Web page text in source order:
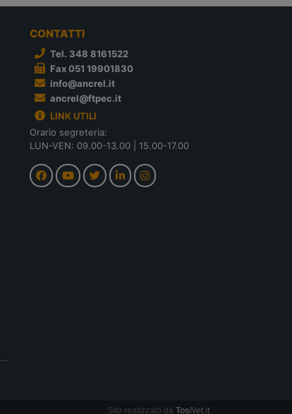
CONTATTI
Tel. 348 8161522
Fax 051 19901830
info@ancrel.it
ancrel@ftpec.it
LINK UTILI
Orario segreteria:
LUN-VEN: 09.00-13.00 | 15.00-17.00
Sito realizzato da TosNet.it